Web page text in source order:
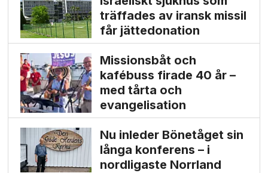
träffades av iransk missil
får jätte­donation
Missionsbåt och
kafébuss firade 40 år –
med tårta och
evangelisation
Nu inleder Bönetåget sin
långa konferens – i
nordligaste Norrland